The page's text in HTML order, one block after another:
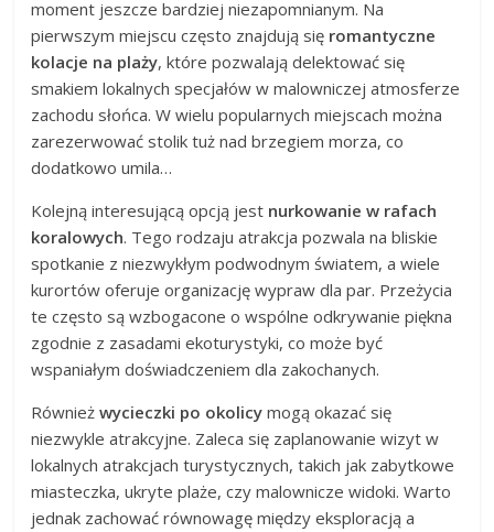
moment jeszcze bardziej niezapomnianym. Na
pierwszym miejscu często znajdują się romantyczne
kolacje na plaży, które pozwalają delektować się
smakiem lokalnych specjałów w malowniczej atmosferze
zachodu słońca. W wielu popularnych miejscach można
zarezerwować stolik tuż nad brzegiem morza, co
dodatkowo umila…
Kolejną interesującą opcją jest nurkowanie w rafach
koralowych. Tego rodzaju atrakcja pozwala na bliskie
spotkanie z niezwykłym podwodnym światem, a wiele
kurortów oferuje organizację wypraw dla par. Przeżycia
te często są wzbogacone o wspólne odkrywanie piękna
zgodnie z zasadami ekoturystyki, co może być
wspaniałym doświadczeniem dla zakochanych.
Równieżwycieczki po okolicy mogą okazać się
niezwykle atrakcyjne. Zaleca się zaplanowanie wizyt w
lokalnych atrakcjach turystycznych, takich jak zabytkowe
miasteczka, ukryte plaże, czy malownicze widoki. Warto
jednak zachować równowagę między eksploracją a